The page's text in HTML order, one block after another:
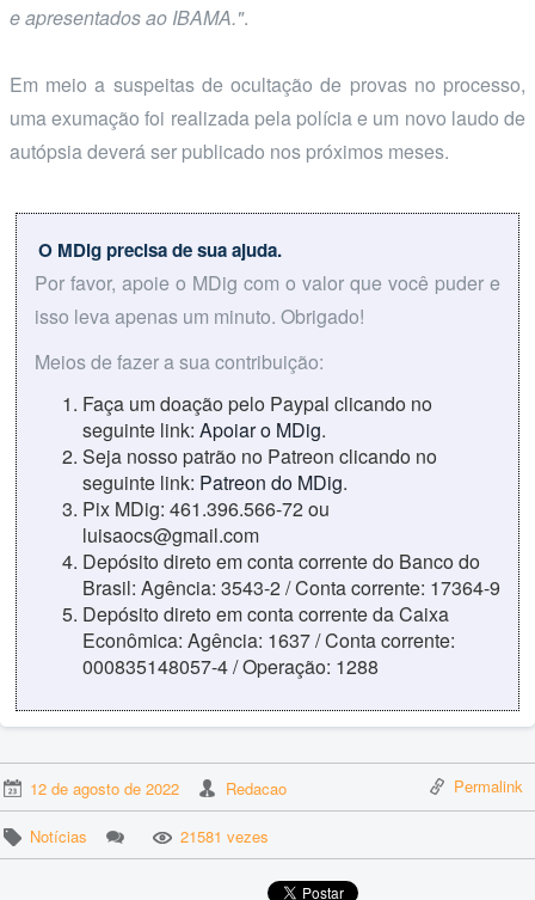
e apresentados ao IBAMA.".
Em meio a suspeitas de ocultação de provas no processo,
uma exumação foi realizada pela polícia e um novo laudo de
autópsia deverá ser publicado nos próximos meses.
O MDig precisa de sua ajuda.
Por favor, apoie o MDig com o valor que você puder e
isso leva apenas um minuto. Obrigado!
Meios de fazer a sua contribuição:
Faça um doação pelo Paypal clicando no
seguinte link: Apoiar o MDig.
Seja nosso patrão no Patreon clicando no
seguinte link: Patreon do MDig.
Pix MDig: 461.396.566-72 ou
luisaocs@gmail.com
Depósito direto em conta corrente do Banco do
Brasil: Agência: 3543-2 / Conta corrente: 17364-9
Depósito direto em conta corrente da Caixa
Econômica: Agência: 1637 / Conta corrente:
000835148057-4 / Operação: 1288
12 de agosto de 2022 Redacao Permalink
Notícias 21581 vezes